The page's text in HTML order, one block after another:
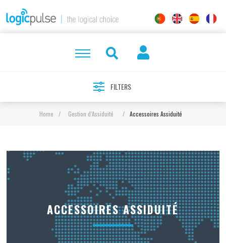
FILTERS
Home / Gestion d’Assiduité / Accessoires Assiduité
ACCESSOIRES ASSIDUITÉ